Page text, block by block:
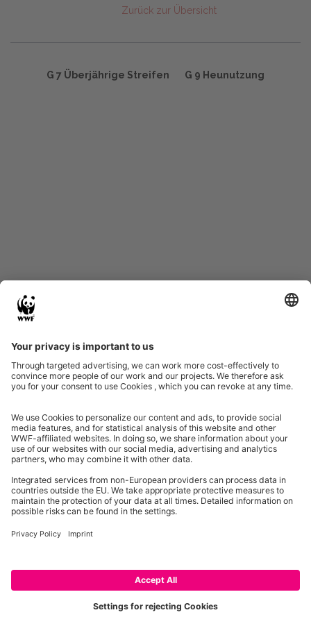
Zurück zur Übersicht
G 7 Überjährige Streifen G 9 Heunutzung
Eine Initiative von
Partner & Auszeichnungen
Ein Projekt der Aktionsplattform von Unternehmen Biologische Vielfalt 2020
2013 - 2026 WWF Deutschland